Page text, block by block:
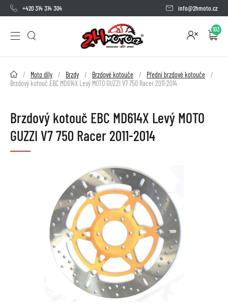
+420 314 314 304 info@2hmoto.cz
103
2HMOTO.cz Moto díly Brzdy Brzdové kotouče
Přední brzdové kotouče
Brzdový kotouč EBC MD614X Levý MOTO GUZZI V7 750 Racer 2011-2014
Brzdový kotouč EBC MD614X Levý MOTO
GUZZI V7 750 Racer 2011-2014